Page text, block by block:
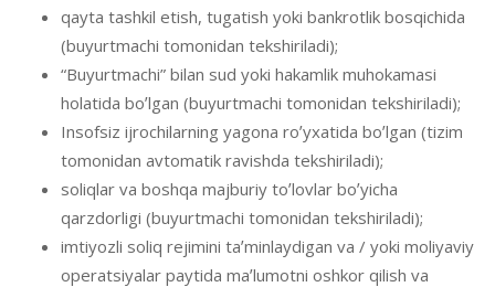
qayta tashkil etish, tugatish yoki bankrotlik bosqichida
(buyurtmachi tomonidan tekshiriladi);
“Buyurtmachi” bilan sud yoki hakamlik muhokamasi
holatida boʼlgan (buyurtmachi tomonidan tekshiriladi);
Insofsiz ijrochilarning yagona roʼyxatida boʼlgan (tizim
tomonidan avtomatik ravishda tekshiriladi);
soliqlar va boshqa majburiy toʼlovlar boʼyicha
qarzdorligi (buyurtmachi tomonidan tekshiriladi);
imtiyozli soliq rejimini taʼminlaydigan va / yoki moliyaviy
operatsiyalar paytida maʼlumotni oshkor qilish va